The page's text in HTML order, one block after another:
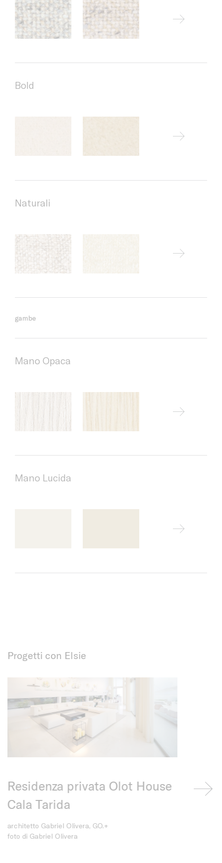
Bold
Naturali
gambe
Mano Opaca
Mano Lucida
Progetti con Elsie
Residenza privata Olot House
Cala Tarida
architetto Gabriel Olivera, GO.+
foto di Gabriel Olivera
Casa